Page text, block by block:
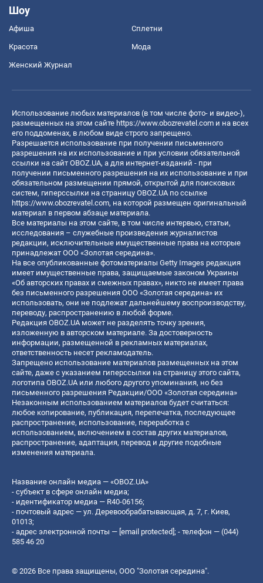
Шоу
Афиша Сплетни
Красота Мода
Женский Журнал
Использование любых материалов (в том числе фото- и видео-),
размещенных на этом сайте https://www.obozrevatel.com и на всех
его поддоменах, в любом виде строго запрещено.
Разрешается использование при получении письменного
разрешения на их использование и при условии обязательной
ссылки на сайт OBOZ.UA, а для интернет-изданий - при
получении письменного разрешения на их использование и при
обязательном размещении прямой, открытой для поисковых
систем, гиперссылки на страницу OBOZ.UA по ссылке
https://www.obozrevatel.com, на которой размещен оригинальный
материал в первом абзаце материала.
Все материалы на этом сайте, в том числе интервью, статьи,
исследования – служебные произведения журналистов
редакции, исключительные имущественные права на которые
принадлежат ООО «Золотая середина».
На все опубликованные фотоматериалы Getty Images редакция
имеет имущественные права, защищаемые законом Украины
«Об авторских правах и смежных правах», никто не имеет права
без письменного разрешения ООО «Золотая середина» их
использовать, они не подлежат дальнейшему воспроизводству,
переводу, распространению в любой форме.
Редакция OBOZ.UA может не разделять точку зрения,
изложенную в авторском материале. За достоверность
информации, размещенной в рекламных материалах,
ответственность несет рекламодатель.
Запрещено использование материалов размещенных на этом
сайте, даже с указанием гиперссылки на страницу этого сайта,
логотипа OBOZ.UA или любого другого упоминания, но без
письменного разрешения Редакции/ООО «Золотая середина»
Незаконным использованием материалов будет считаться:
любое копирование, публикация, перепечатка, последующее
распространение, использование, переработка с
использованием, включением в состав других материалов,
распространение, адаптация, перевод и другие подобные
изменения материала.
Название онлайн медиа — «OBOZ.UA»
- субъект в сфере онлайн медиа;
- идентификатор медиа — R40-06156;
- почтовый адрес — ул. Деревообрабатывающая, д. 7, г. Киев,
01013;
- адрес электронной почты — [email protected]; - телефон — (044)
585 46 20
© 2026 Все права защищены, ООО "Золотая середина".